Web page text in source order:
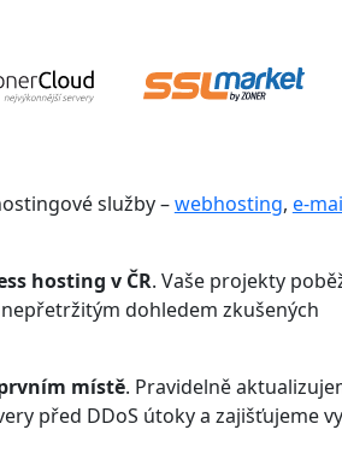
služby –webhosting, e-
hosting v ČR. Vaše projekty
dohledem zkušených
místě. Pravidelně
před DDoS útoky a zajišťujeme